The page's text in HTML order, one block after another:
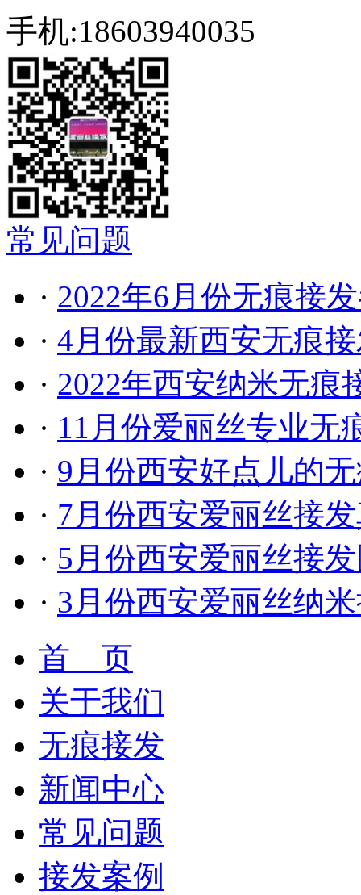
手机:18603940035
常见问题
· 2022年6月份无痕接
· 4月份最新西安无痕
· 2022年西安纳米无痕
· 11月份爱丽丝专业无
· 9月份西安好点儿的
· 7月份西安爱丽丝接
· 5月份西安爱丽丝接
· 3月份西安爱丽丝纳
首 页
关于我们
无痕接发
新闻中心
常见问题
接发案例